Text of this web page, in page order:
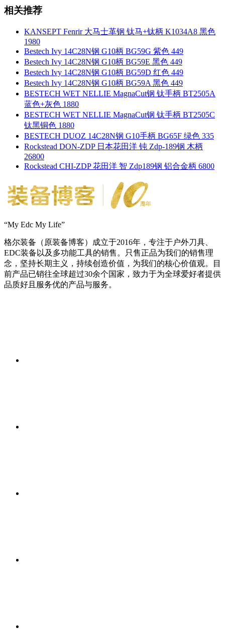
相关推荐
KANSEPT Fenrir 大马士革钢 钛马+钛柄 K1034A8 黑色
1980
Bestech Ivy 14C28N钢 G10柄 BG59G 紫色 449
Bestech Ivy 14C28N钢 G10柄 BG59E 黑色 449
Bestech Ivy 14C28N钢 G10柄 BG59D 红色 449
Bestech Ivy 14C28N钢 G10柄 BG59A 黑色 449
BESTECH WET NELLIE MagnaCut钢 钛手柄 BT2505A
蓝色+灰色 1880
BESTECH WET NELLIE MagnaCut钢 钛手柄 BT2505C
钛黑铜色 1880
BESTECH DUOZ 14C28N钢 G10手柄 BG65F 绿色 335
Rockstead DON-ZDP 日本花田洋 钝 Zdp-189钢 木柄
26800
Rockstead CHI-ZDP 花田洋 智 Zdp189钢 铝合金柄 6800
“My Edc My Life”
格尔装备（原装备博客）成立于2016年，专注于户外刀具、
EDC装备以及多功能工具的销售。只售正品为我们的销售理
念，坚持长期主义，持续创造价值，为我们的核心价值观。目
前产品已销往全球超过30余个国家，致力于为全球爱好者提供
品质好且服务优的产品与服务。